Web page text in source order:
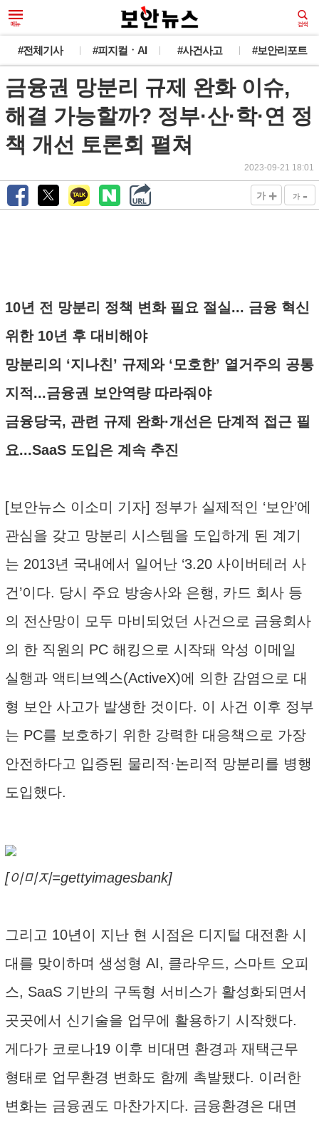
#전체기사 #피지컬ㆍAI #사건사고 #보안리포트
금융권 망분리 규제 완화 이슈,
해결 가능할까? 정부·산·학·연 정
책 개선 토론회 펼쳐
2023-09-21 18:01
가 + 가 -
10년 전 망분리 정책 변화 필요 절실... 금융 혁신
위한 10년 후 대비해야
망분리의 ‘지나친’ 규제와 ‘모호한’ 열거주의 공통
지적...금융권 보안역량 따라줘야
금융당국, 관련 규제 완화·개선은 단계적 접근 필
요...SaaS 도입은 계속 추진
[보안뉴스 이소미 기자] 정부가 실제적인 ‘보안’에
관심을 갖고 망분리 시스템을 도입하게 된 계기
는 2013년 국내에서 일어난 ‘3.20 사이버테러 사
건’이다. 당시 주요 방송사와 은행, 카드 회사 등
의 전산망이 모두 마비되었던 사건으로 금융회사
의 한 직원의 PC 해킹으로 시작돼 악성 이메일
실행과 액티브엑스(ActiveX)에 의한 감염으로 대
형 보안 사고가 발생한 것이다. 이 사건 이후 정부
는 PC를 보호하기 위한 강력한 대응책으로 가장
안전하다고 입증된 물리적·논리적 망분리를 병행
도입했다.
[이미지=gettyimagesbank]
그리고 10년이 지난 현 시점은 디지털 대전환 시
대를 맞이하며 생성형 AI, 클라우드, 스마트 오피
스, SaaS 기반의 구독형 서비스가 활성화되면서
곳곳에서 신기술을 업무에 활용하기 시작했다.
게다가 코로나19 이후 비대면 환경과 재택근무
형태로 업무환경 변화도 함께 촉발됐다. 이러한
변화는 금융권도 마찬가지다. 금융환경은 대면